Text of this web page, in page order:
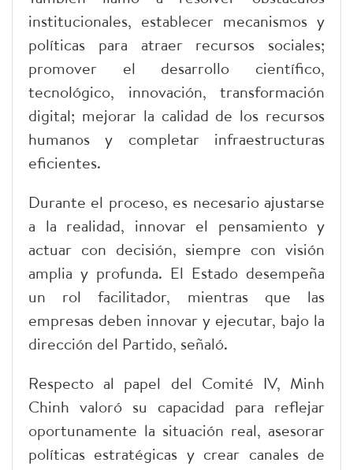
institucionales, establecer mecanismos y
políticas para atraer recursos sociales;
promover el desarrollo científico,
tecnológico, innovación, transformación
digital; mejorar la calidad de los recursos
humanos y completar infraestructuras
eficientes.
Durante el proceso, es necesario ajustarse
a la realidad, innovar el pensamiento y
actuar con decisión, siempre con visión
amplia y profunda. El Estado desempeña
un rol facilitador, mientras que las
empresas deben innovar y ejecutar, bajo la
dirección del Partido, señaló.
Respecto al papel del Comité IV, Minh
Chinh valoró su capacidad para reflejar
oportunamente la situación real, asesorar
políticas estratégicas y crear canales de